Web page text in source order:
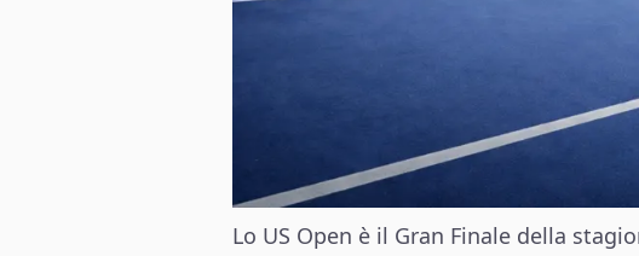
Lo US Open è il Gran Finale della